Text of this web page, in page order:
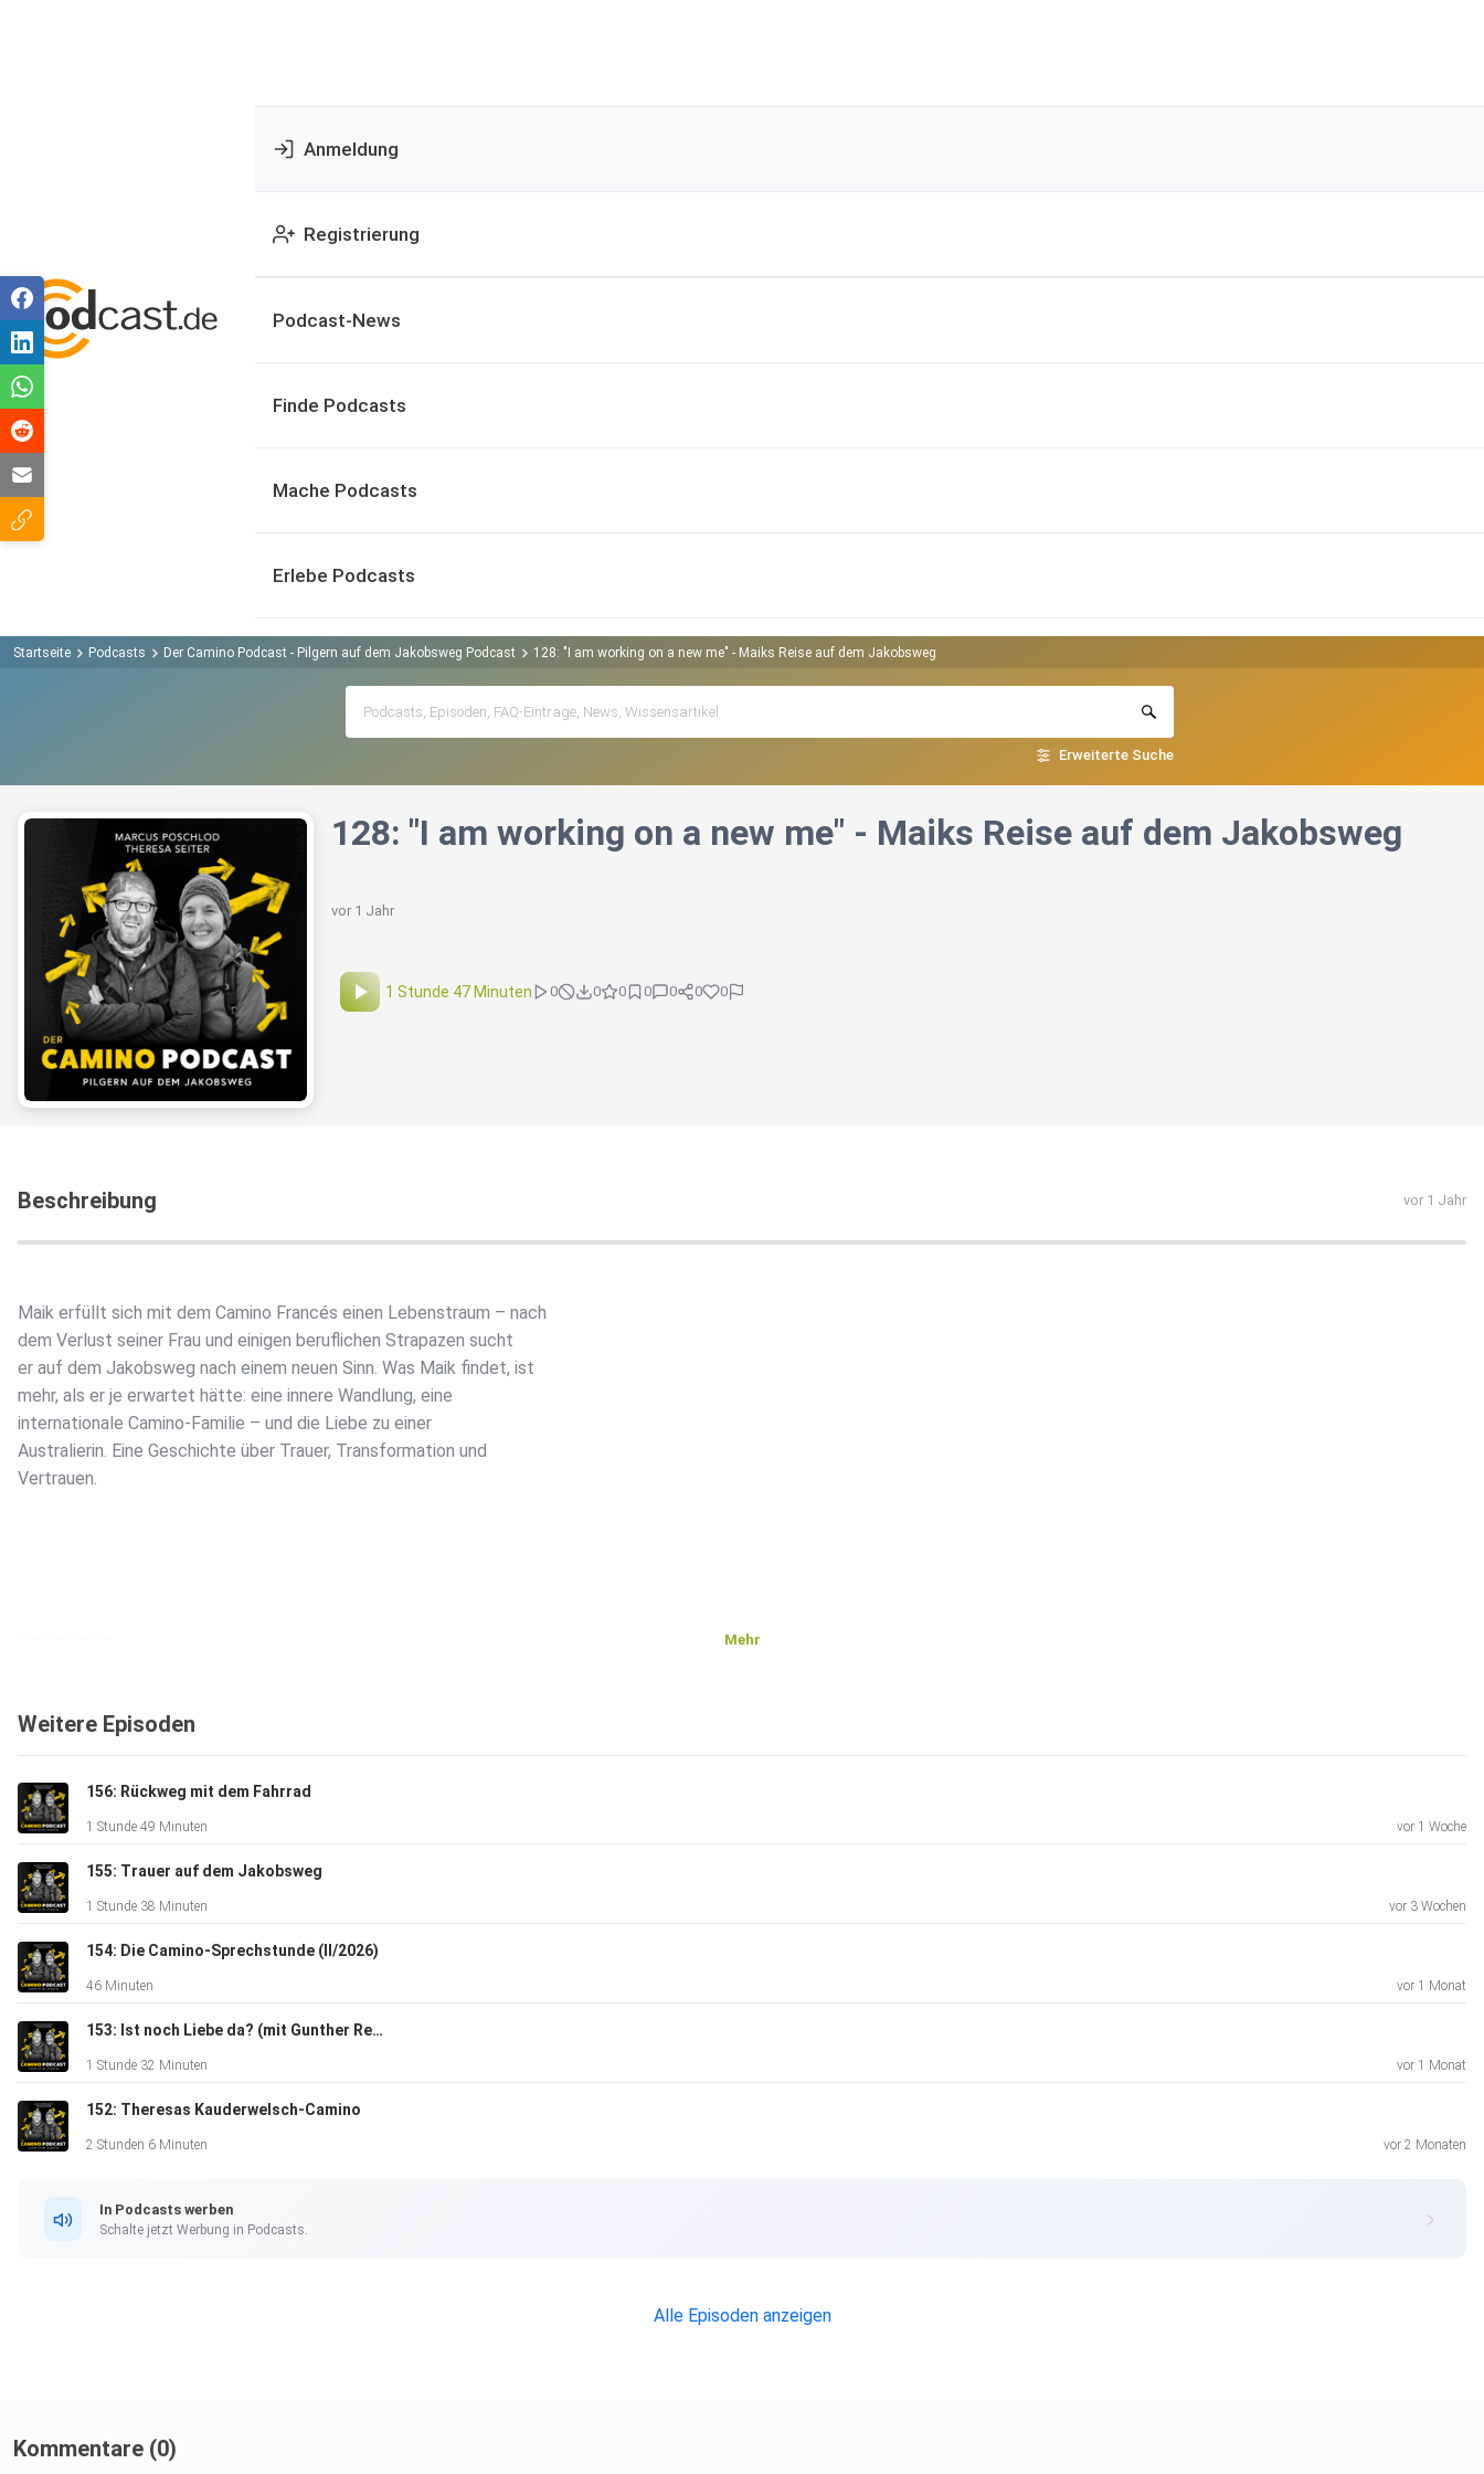
Anmeldung
Registrierung
Podcast-News
Finde Podcasts
Mache Podcasts
Erlebe Podcasts
Startseite Podcasts Der Camino Podcast - Pilgern auf dem Jakobsweg Podcast 128: "I am working on a new me" - Maiks Reise auf dem Jakobsweg
Erweiterte Suche
128: "I am working on a new me" - Maiks Reise auf dem Jakobsweg
vor 1 Jahr
1 Stunde 47 Minuten 0 0 0 0 0 0 0
Beschreibung vor 1 Jahr
Maik erfüllt sich mit dem Camino Francés einen Lebenstraum – nach
dem Verlust seiner Frau und einigen beruflichen Strapazen sucht
er auf dem Jakobsweg nach einem neuen Sinn. Was Maik findet, ist
mehr, als er je erwartet hätte: eine innere Wandlung, eine
internationale Camino-Familie – und die Liebe zu einer
Australierin. Eine Geschichte über Trauer, Transformation und
Vertrauen.
Hier könnt Ihr das Camino-Podcast-Postkarten-Set bestellen:
⁠⁠⁠⁠⁠⁠⁠⁠⁠⁠⁠⁠Camino-podcast.de⁠⁠⁠⁠⁠⁠⁠⁠⁠⁠⁠⁠
Hier bestellst Du Deinen neuen Pilgerführer und unterstützt uns
Mehr
Weitere Episoden
156: Rückweg mit dem Fahrrad
1 Stunde 49 Minuten vor 1 Woche
155: Trauer auf dem Jakobsweg
1 Stunde 38 Minuten vor 3 Wochen
154: Die Camino-Sprechstunde (II/2026)
46 Minuten vor 1 Monat
153: Ist noch Liebe da? (mit Gunther Reber)
1 Stunde 32 Minuten vor 1 Monat
152: Theresas Kauderwelsch-Camino
2 Stunden 6 Minuten vor 2 Monaten
In Podcasts werben
Schalte jetzt Werbung in Podcasts.
Alle Episoden anzeigen
Kommentare (0)